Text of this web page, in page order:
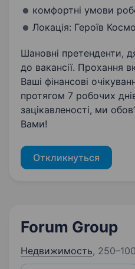
комфортні умови
Локація: Героїв
Шановні претенденти,
до вакансії. Прохання
Ваші фінансові
протягом 7 робочих
зацікавленості, ми
Вами!
Откликнуться
Forum Group
Недвижимость,